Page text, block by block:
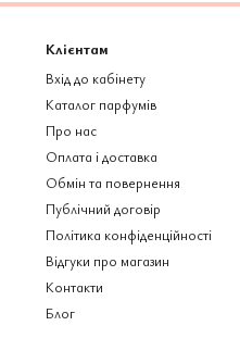
Клієнтам
Вхід до кабінету
Каталог парфумів
Про нас
Оплата і доставка
Обмін та повернення
Публічний договір
Політика конфіденційності
Відгуки про магазин
Контакти
Блог